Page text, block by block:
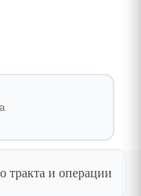
тракта и операции